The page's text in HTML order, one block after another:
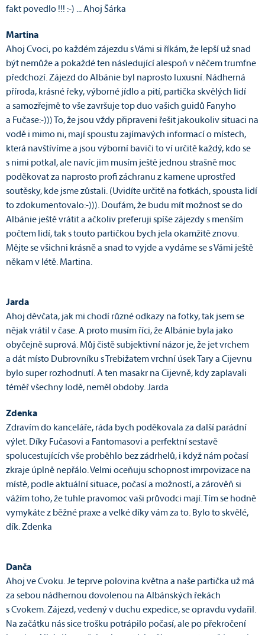
fakt povedlo !!! :-) ... Ahoj Šárka
Martina
Ahoj Cvoci, po každém zájezdu s Vámi si říkám, že lepší už snad
být nemůže a pokaždé ten následující alespoň v něčem trumfne
předchozí. Zájezd do Albánie byl naprosto luxusní. Nádherná
příroda, krásné řeky, výborné jídlo a pití, partička skvělých lidí
a samozřejmě to vše završuje top duo vašich guidů Fanyho
a Fučase:-))) To, že jsou vždy připraveni řešit jakoukoliv situaci na
vodě i mimo ni, mají spoustu zajímavých informací o místech,
která navštívíme a jsou výborní baviči to ví určitě každý, kdo se
s nimi potkal, ale navíc jim musím ještě jednou strašně moc
poděkovat za naprosto profi záchranu z kamene uprostřed
soutěsky, kde jsme zůstali. (Uvidíte určitě na fotkách, spousta lidí
to zdokumentovalo:-))). Doufám, že budu mít možnost se do
Albánie ještě vrátit a ačkoliv preferuji spíše zájezdy s menším
počtem lidí, tak s touto partičkou bych jela okamžitě znovu.
Mějte se všichni krásně a snad to vyjde a vydáme se s Vámi ještě
někam v létě. Martina.
Jarda
Ahoj děvčata, jak mi chodí různé odkazy na fotky, tak jsem se
nějak vrátil v čase. A proto musím říci, že Albánie byla jako
obyčejně suprová. Můj čistě subjektivní názor je, že jet vrchem
a dát místo Dubrovníku s Trebižatem vrchní úsek Tary a Cijevnu
bylo super rozhodnutí. A ten masakr na Cijevně, kdy zaplavali
téměř všechny lodě, neměl obdoby. Jarda
Zdenka
Zdravím do kanceláře, ráda bych poděkovala za další parádní
výlet. Díky Fučasovi a Fantomasovi a perfektní sestavě
spolucestujících vše proběhlo bez zádrhelů, i když nám počasí
zkraje úplně nepřálo. Velmi oceňuju schopnost imrpovizace na
místě, podle aktuální situace, počasí a možností, a zárověň si
vážím toho, že tuhle pravomoc vaši průvodci mají. Tím se hodně
vymykáte z běžné praxe a velké díky vám za to. Bylo to skvělé,
dík. Zdenka
Danča
Ahoj ve Cvoku. Je teprve polovina května a naše partička už má
za sebou nádhernou dovolenou na Albánských řekách
s Cvokem. Zájezd, vedený v duchu expedice, se opravdu vydařil.
Na začátku nás sice trošku potrápilo počasí, ale po překročení